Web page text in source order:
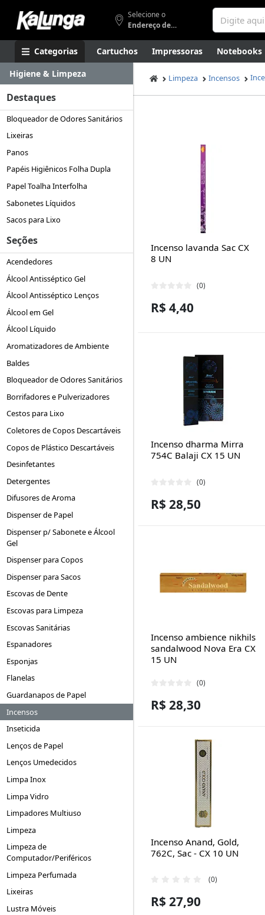
Selecione o
Endereço de entrega
Categorias Cartuchos Impressoras Notebooks
Apresentação Artes Gamers
Higiene & Limpeza
Destaques
Bloqueador de Odores Sanitários
Lixeiras
Panos
Papéis Higiênicos Folha Dupla
Papel Toalha Interfolha
Sabonetes Líquidos
Sacos para Lixo
Seções
Acendedores
Álcool Antisséptico Gel
Álcool Antisséptico Lenços
Álcool em Gel
Álcool Líquido
Aromatizadores de Ambiente
Baldes
Bloqueador de Odores Sanitários
Borrifadores e Pulverizadores
Cestos para Lixo
Coletores de Copos Descartáveis
Copos de Plástico Descartáveis
Desinfetantes
Detergentes
Difusores de Aroma
Dispenser de Papel
Dispenser p/ Sabonete e Álcool
Gel
Dispenser para Copos
Dispenser para Sacos
Escovas de Dente
Escovas para Limpeza
Escovas Sanitárias
Espanadores
Esponjas
Flanelas
Guardanapos de Papel
Incensos
Inseticida
Lenços de Papel
Lenços Umedecidos
Limpa Inox
Limpa Vidro
Limpadores Multiuso
Limpeza
Limpeza de
Computador/Periféricos
Limpeza Perfumada
Lixeiras
Lustra Móveis
Limpeza Incensos
Incenso lavanda Sac CX
8 UN
(0)
R$ 4,40
Incenso dharma Mirra
754C Balaji CX 15 UN
(0)
R$ 28,50
Incenso ambience nikhils
sandalwood Nova Era CX
15 UN
(0)
R$ 28,30
Incenso Anand, Gold,
762C, Sac - CX 10 UN
(0)
R$ 27,90